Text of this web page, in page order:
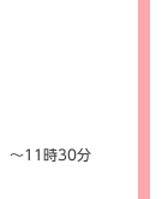
～11時30分